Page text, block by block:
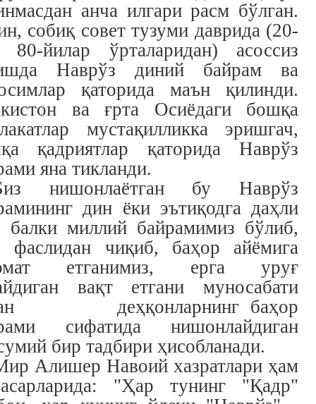
анча илгари расм бўлган.
собиқ совет тузуми даврида (20-
80-йилар ўрталаридан) асоссиз
Наврўз диний байрам ва
қаторида маън қилинди.
ва ғрта Осиёдаги бошқа
мустақилликка эришгач,
қадриятлар қаторида Наврўз
яна тикланди.
нишонлаётган бу Наврўз
дин ёки эътиқодга даҳли
балки миллий байрамимиз бўлиб,
фаслидан чиқиб, баҳор айёмига
етганимиз, ерга уруғ
вақт етгани муносабати
деҳқонларнинг баҳор
сифатида нишонлайдиган
бир тадбири ҳисобланади.
Алишер Навоий хазратлари ҳам
"Ҳар тунинг "Қадр"